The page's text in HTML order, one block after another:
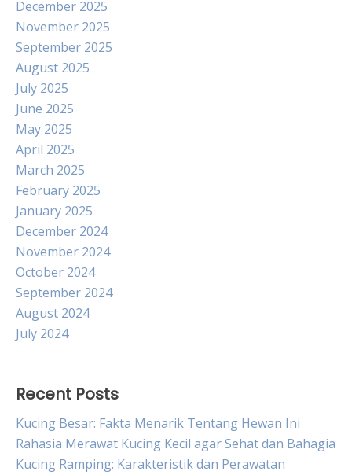
December 2025
November 2025
September 2025
August 2025
July 2025
June 2025
May 2025
April 2025
March 2025
February 2025
January 2025
December 2024
November 2024
October 2024
September 2024
August 2024
July 2024
Recent Posts
Kucing Besar: Fakta Menarik Tentang Hewan Ini
Rahasia Merawat Kucing Kecil agar Sehat dan Bahagia
Kucing Ramping: Karakteristik dan Perawatan